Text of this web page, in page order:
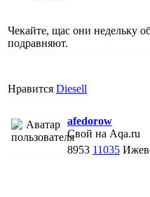
Чекайте, щас они недельку
подравняют.
Нравится Diesell
afedorow
Свой на Aqa.ru
8953 11035